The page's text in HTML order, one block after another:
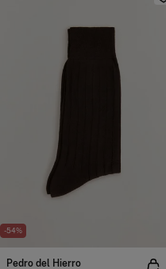
-54%
Pedro del Hierro